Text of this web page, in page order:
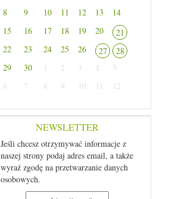
8
9 10 11 12 13
14
15
16 17 18 19 20
21
22
23 24 25 26 27
28
29
30 1 2 3 4
5
6
7 8 9 10 11 12
NEWSLETTER
Jeśli chcesz otrzymywać informacje z
naszej strony podaj adres email, a także
wyraź zgodę na przetwarzanie danych
osobowych.